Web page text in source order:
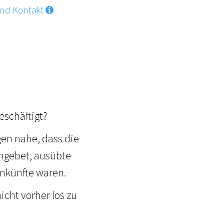
Kontakt
nahe, dass die
ausübte
waren.
vorher los zu